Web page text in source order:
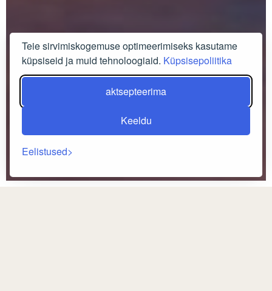
Teie sirvimiskogemuse optimeerimiseks kasutame
küpsiseid ja muid tehnoloogiaid. Küpsisepoliitika
aktsepteerima
Keeldu
Eelistused